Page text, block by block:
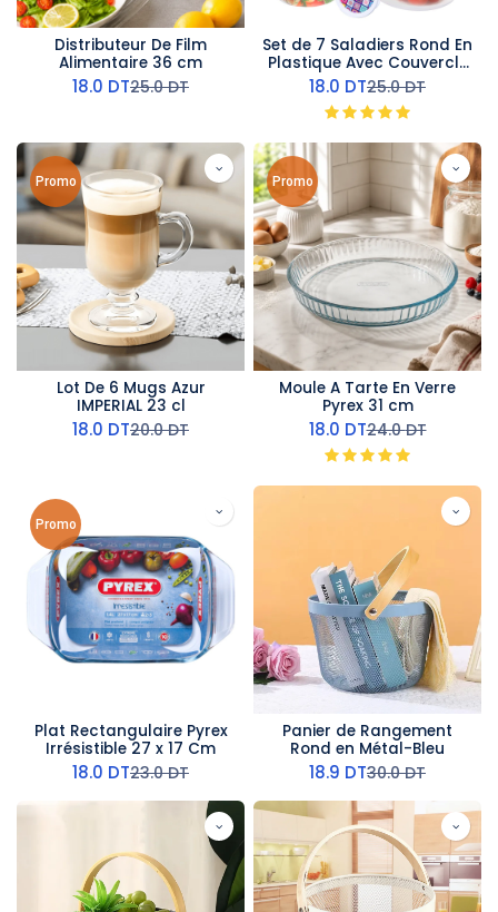
Distributeur De Film
Alimentaire 36 cm
18.0 DT25.0DT
Set de 7 Saladiers Rond En
Plastique Avec Couvercle
- Transparent
18.0 DT25.0DT
Promo
Lot De 6 Mugs Azur
IMPERIAL 23 cl
18.0 DT20.0DT
Promo
Moule A Tarte En Verre
Pyrex 31 cm
18.0 DT24.0DT
Promo
Plat Rectangulaire Pyrex
Irrésistible 27 x 17 Cm
18.0 DT23.0DT
Panier de Rangement
Rond en Métal-Bleu
18.9 DT30.0DT